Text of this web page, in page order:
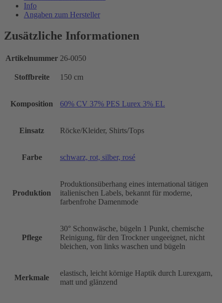
Info
Angaben zum Hersteller
Zusätzliche Informationen
Artikelnummer 26-0050
Stoffbreite 150 cm
Komposition 60% CV 37% PES Lurex 3% EL
Einsatz Röcke/Kleider, Shirts/Tops
Farbe schwarz, rot, silber, rosé
Produktion
Produktionsüberhang eines international tätigen
italienischen Labels, bekannt für moderne,
farbenfrohe Damenmode
Pflege
30° Schonwäsche, bügeln 1 Punkt, chemische
Reinigung, für den Trockner ungeeignet, nicht
bleichen, von links waschen und bügeln
Merkmale
elastisch, leicht körnige Haptik durch Lurexgarn,
matt und glänzend